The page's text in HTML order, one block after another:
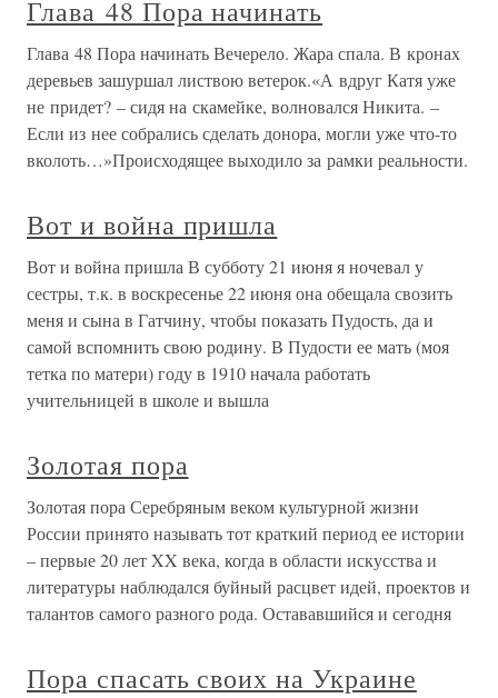
Глава 48 Пора начинать
Глава 48 Пора начинать Вечерело. Жара спала. В кронах
деревьев зашуршал листвою ветерок.«А вдруг Катя уже
не придет? – сидя на скамейке, волновался Никита. –
Если из нее собрались сделать донора, могли уже что-то
вколоть…»Происходящее выходило за рамки реальности.
Вот и война пришла
Вот и война пришла В субботу 21 июня я ночевал у
сестры, т.к. в воскресенье 22 июня она обещала свозить
меня и сына в Гатчину, чтобы показать Пудость, да и
самой вспомнить свою родину. В Пудости ее мать (моя
тетка по матери) году в 1910 начала работать
учительницей в школе и вышла
Золотая пора
Золотая пора Серебряным веком культурной жизни
России принято называть тот краткий период ее истории
– первые 20 лет XX века, когда в области искусства и
литературы наблюдался буйный расцвет идей, проектов и
талантов самого разного рода. Остававшийся и сегодня
Пора спасать своих на Украине